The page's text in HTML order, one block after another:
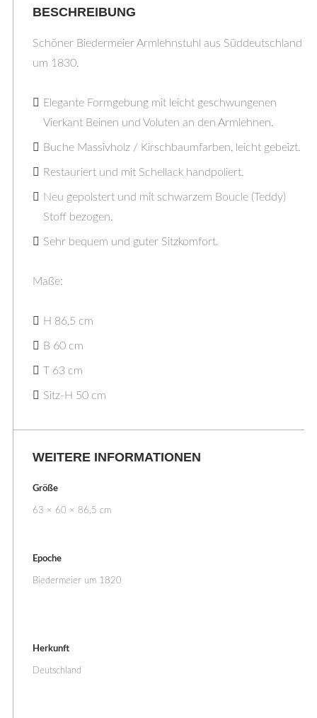
BESCHREIBUNG
Schöner Biedermeier Armlehnstuhl aus Süddeutschland
um 1830.
Elegante Formgebung mit leicht geschwungenen
Vierkant Beinen und Voluten an den Armlehnen.
Buche Massivholz / Kirschbaumfarben, leicht gebeizt.
Restauriert und mit Schellack handpoliert.
Neu gepolstert und mit schwarzem Boucle (Teddy)
Stoff bezogen.
Sehr bequem und guter Sitzkomfort.
Maße:
H 86,5 cm
B 60 cm
T 63 cm
Sitz-H 50 cm
WEITERE INFORMATIONEN
Größe
63 × 60 × 86,5 cm
Epoche
Biedermeier um 1820
Herkunft
Deutschland